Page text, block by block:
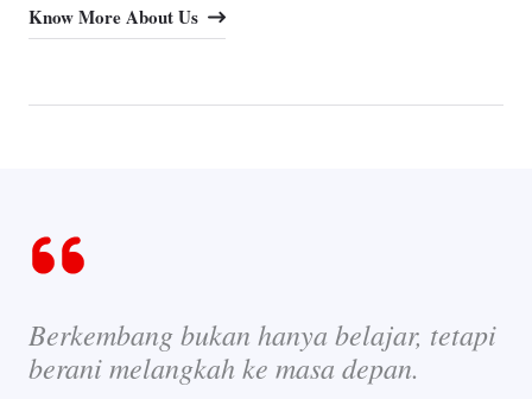
Know More About Us
Berkembang bukan hanya belajar, tetapi
berani melangkah ke masa depan.